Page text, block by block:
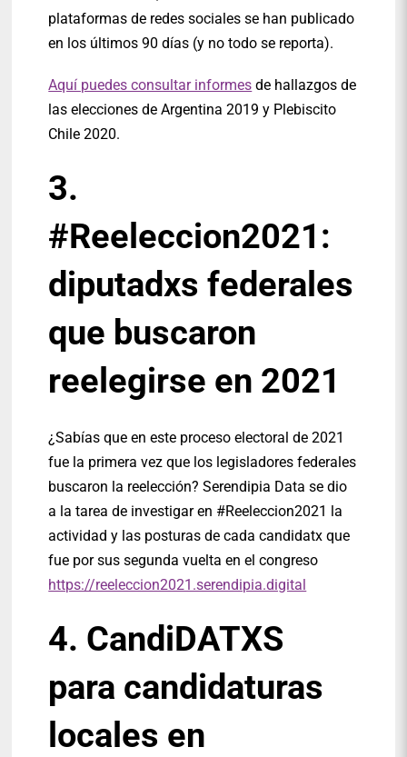
plataformas de redes sociales se han publicado
en los últimos 90 días (y no todo se reporta).
Aquí puedes consultar informes de hallazgos de
las elecciones de Argentina 2019 y Plebiscito
Chile 2020.
3.
#Reeleccion2021:
diputadxs federales
que buscaron
reelegirse en 2021
¿Sabías que en este proceso electoral de 2021
fue la primera vez que los legisladores federales
buscaron la reelección? Serendipia Data se dio
a la tarea de investigar en #Reeleccion2021 la
actividad y las posturas de cada candidatx que
fue por sus segunda vuelta en el congreso
https://reeleccion2021.serendipia.digital
4. CandiDATXS
para candidaturas
locales en